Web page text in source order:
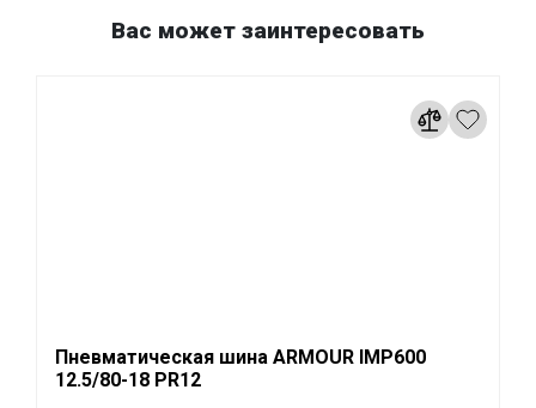
Вас может заинтересовать
Пневматическая шина ARMOUR IMP600
12.5/80-18 PR12